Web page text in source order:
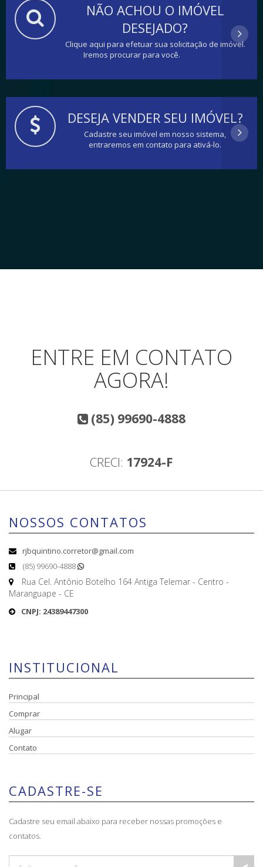
NÃO ACHOU O IMÓVEL
DESEJADO?
Clique aqui para efetuar sua solicitação de imóvel.
Iremos procurar para você.
DESEJA VENDER SEU IMÓVEL?
Cadastre seu imóvel em nosso sistema,
entraremos em contato para ativá-lo.
ENTRE EM CONTATO
AGORA!
(85) 99690-4888
CRECI: 17924-F
NOSSOS CONTATOS
rjbquintino.corretor@gmail.com
(85) 99690-4888
Rua Cel. Antônio Botelho 164 Antiga Telemar - Centro -
Maranguape - CE
CNPJ: 24389447300
INSTITUCIONAL
Principal
Comprar
Alugar
Contato
CADASTRE-SE
Cadastre seu email abaixo para receber nossas promoções e
contatos.